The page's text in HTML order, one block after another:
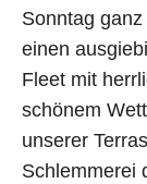
Sonntag
einen
Fleet mit
schönem
unserer
Schlemmerei